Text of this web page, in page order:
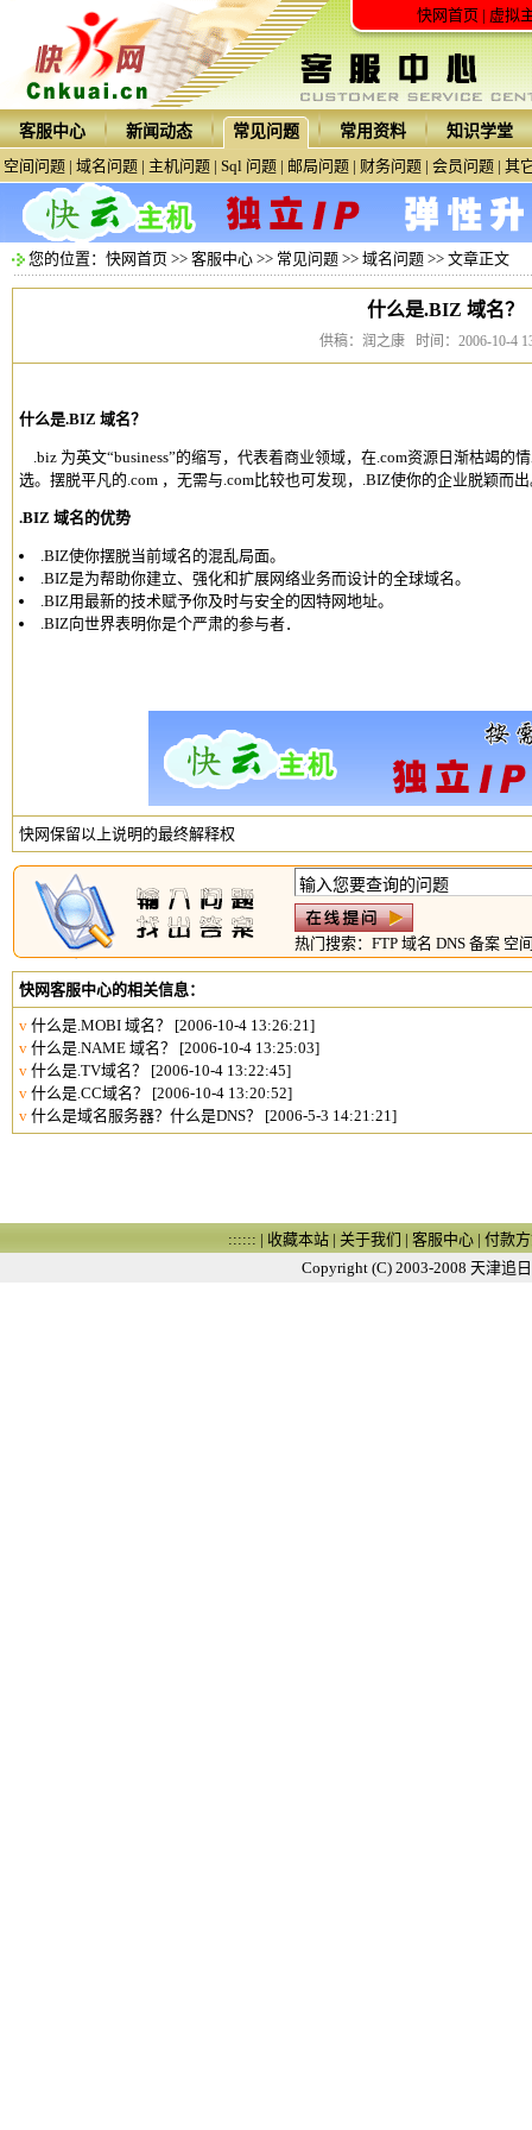
快网首页| 虚拟
客服中心 新闻动态 常见问题 常用资料
知识学堂
空间问题 | 域名问题 | 主机问题 | Sql 问题 | 邮局问题 | 财务问题 | 会员问题 | 其
您的位置： 快网首页 >> 客服中心 >> 常见问题 >> 域名问题 >> 文章正文
什么是.BIZ 域名？
供稿：润之康 时间：2006-10-4
什么是.BIZ 域名？
.biz 为英文“business”的缩写，代表着商业领域，在.com资源日渐枯竭的
选。摆脱平凡的.com ，无需与.com比较也可发现，.BIZ使你的企业脱颖而
.BIZ 域名的优势
.BIZ使你摆脱当前域名的混乱局面。
.BIZ是为帮助你建立、强化和扩展网络业务而设计的全球域名。
.BIZ用最新的技术赋予你及时与安全的因特网地址。
.BIZ向世界表明你是个严肃的参与者．
快网保留以上说明的最终解释权
热门搜索： FTP 域名 DNS 备案 空
快网客服中心的相关信息：
v 什么是.MOBI 域名？
[2006-10-4 13:26:21]
v 什么是.NAME 域名？
[2006-10-4 13:25:03]
v 什么是.TV域名？
[2006-10-4 13:22:45]
v 什么是.CC域名？
[2006-10-4 13:20:52]
v 什么是域名服务器？什么是DNS？ [2006-5-3 14:21:21]
:::::: | 收藏本站 | 关于我们 | 客服中心 | 付款
Copyright (C) 2003-2008 天津追